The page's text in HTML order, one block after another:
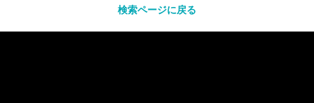
検索ページに戻る